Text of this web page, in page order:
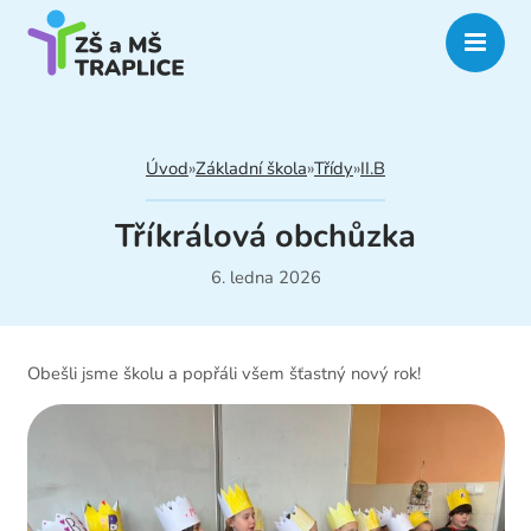
Úvod»Základní škola»Třídy»II.B
Tříkrálová obchůzka
6. ledna 2026
Obešli jsme školu a popřáli všem šťastný nový rok!